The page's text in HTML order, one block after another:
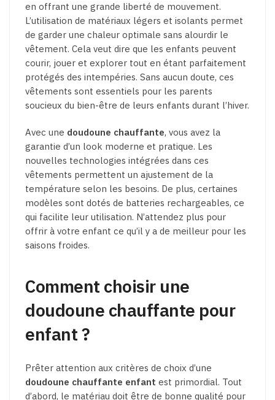
en offrant une grande liberté de mouvement.
L’utilisation de matériaux légers et isolants permet
de garder une chaleur optimale sans alourdir le
vêtement. Cela veut dire que les enfants peuvent
courir, jouer et explorer tout en étant parfaitement
protégés des intempéries. Sans aucun doute, ces
vêtements sont essentiels pour les parents
soucieux du bien-être de leurs enfants durant l’hiver.
Avec une doudoune chauffante, vous avez la
garantie d’un look moderne et pratique. Les
nouvelles technologies intégrées dans ces
vêtements permettent un ajustement de la
température selon les besoins. De plus, certaines
modèles sont dotés de batteries rechargeables, ce
qui facilite leur utilisation. N’attendez plus pour
offrir à votre enfant ce qu’il y a de meilleur pour les
saisons froides.
Comment choisir une
doudoune chauffante pour
enfant ?
Prêter attention aux critères de choix d’une
doudoune chauffante enfant est primordial. Tout
d’abord, le matériau doit être de bonne qualité pour